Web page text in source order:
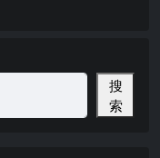
搜
索